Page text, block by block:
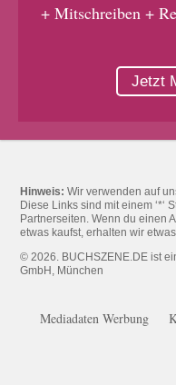
+ Mitschreiben +
Jetzt
Hinweis: Wir verwenden auf
Diese Links sind mit einem ‘*‘
Partnerseiten. Wenn du einen
etwas kaufst, erhalten wir
© 2026. BUCHSZENE.DE ist
GmbH, München
Mediadaten Werbung